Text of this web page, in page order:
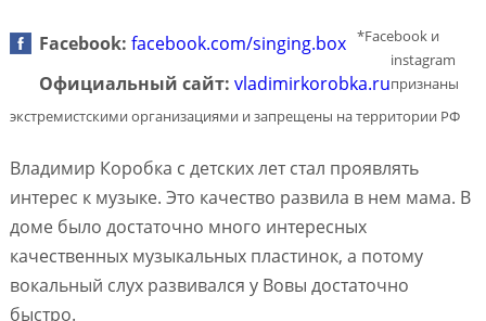
Facebook: facebook.com/singing.box
Официальный сайт: vladimirkorobka.ru
*Facebook и
instagram
признаны
экстремистскими организациями и запрещены на территории РФ
Владимир Коробка с детских лет стал проявлять
интерес к музыке. Это качество развила в нем мама. В
доме было достаточно много интересных
качественных музыкальных пластинок, а потому
вокальный слух развивался у Вовы достаточно
быстро.